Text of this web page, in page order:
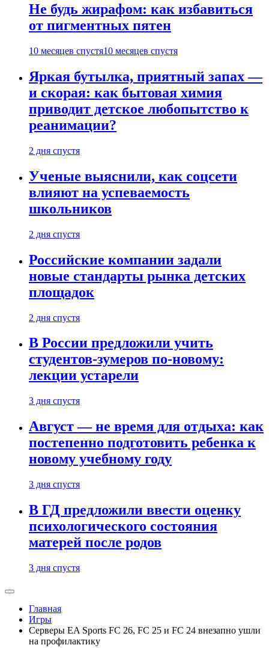
Не будь жирафом: как избавиться
от пигментных пятен
10 месяцев спустя10 месяцев спустя
Яркая бутылка, приятный запах —
и скорая: как бытовая химия
приводит детское любопытство к
реанимации?
2 дня спустя
Ученые выяснили, как соцсети
влияют на успеваемость
школьников
2 дня спустя
Российские компании задали
новые стандарты рынка детских
площадок
2 дня спустя
В России предложили учить
студентов-зумеров по-новому:
лекции устарели
3 дня спустя
Август — не время для отдыха: как
постепенно подготовить ребенка к
новому учебному году
3 дня спустя
В ГД предложили ввести оценку
психологического состояния
матерей после родов
3 дня спустя
Главная
Игры
Серверы EA Sports FC 26, FC 25 и FC 24 внезапно ушли
на профилактику